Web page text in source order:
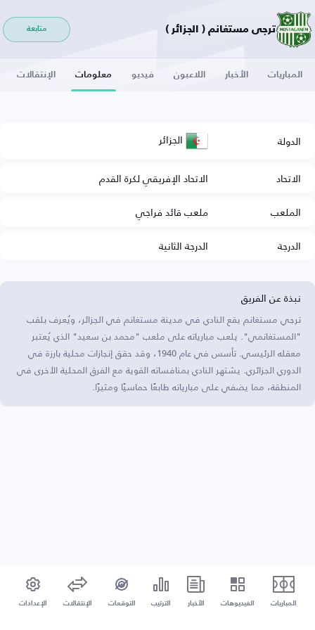
ترجي مستغانم ( الجزائر ) متابعة
المباريات الأخبار اللاعبون فيديو معلومات الإنتقالات
الدولة الجزائر
الاتحاد
الاتحاد الإفريقي لكرة القدم
الملعب
ملعب قائد فراجي
الدرجة
الدرجة الثانية
نبذة عن الفريق
ترجي مستغانم يقع النادي في مدينة مستغانم في الجزائر، ويُعرف بلقب
"المستغانمي". يلعب مبارياته على ملعب "محمد بن سعيد" الذي يُعتبر
معقله الرئيسي. تأسس في عام 1940، وقد حقق إنجازات محلية بارزة في
الدوري الجزائري. يشتهر النادي بمنافساته القوية مع الفرق المحلية الأخرى في
المنطقة، مما يضفي على مبارياته طابعًا حماسيًا ومثيرًا.
المباريات الفيديوهات الأخبار الترتيب التوقعات الإنتقالات الإعدادات